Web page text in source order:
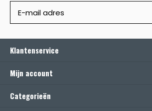
Klantenservice
Mijn account
Categorieën